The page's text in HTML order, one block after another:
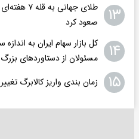
۱۳
طلای
صعود کرد
۱۴
کل بازار سهام ایران به
مسئولان از دستاوردهای
۱۵ زمان بندی واریز کالابرگ